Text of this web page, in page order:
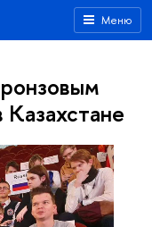
Меню